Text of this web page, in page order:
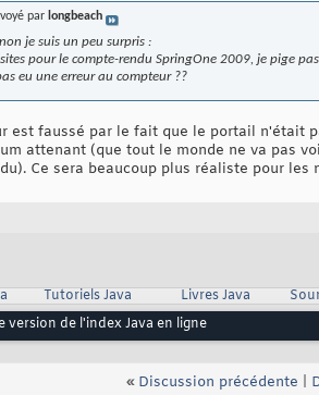
par longbeach
je suis un peu surpris :
pour le compte-rendu SpringOne 2009, je pige
eu une erreur au compteur ??
est faussé par le fait que le portail n'était
attenant (que tout le monde ne va pas
Ce sera beaucoup plus réaliste pour les
Tutoriels Java Livres Java
version de l'index Java en ligne
« Discussion précédente